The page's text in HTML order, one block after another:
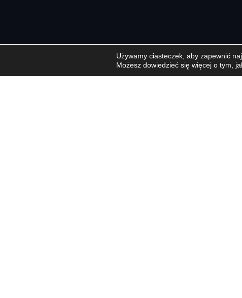
Używamy ciasteczek, aby zapewnić
Możesz dowiedzieć się więcej o tym,